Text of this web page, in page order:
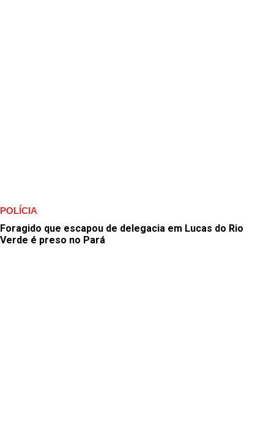
POLÍCIA
Foragido que escapou de delegacia em Lucas do Rio
Verde é preso no Pará